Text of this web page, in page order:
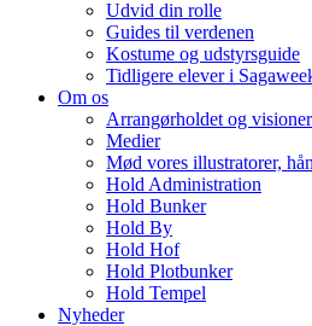
Udvid din rolle
Guides til verdenen
Kostume og udstyrsguide
Tidligere elever i
Om os
Arrangørholdet og
Medier
Mød vores illustratorer,
Hold Administration
Hold Bunker
Hold By
Hold Hof
Hold Plotbunker
Hold Tempel
Nyheder